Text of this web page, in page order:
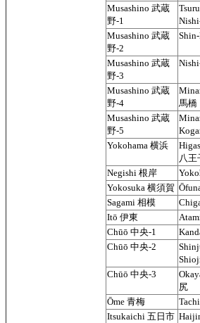
Musashino 武蔵
野-1
Musashino 武蔵
野-2
Musashino 武蔵
野-3
Musashino 武蔵
野-4
馬橋
Musashino 武蔵
野-5
Yokohama 横浜
八王
Negishi 根岸
Yokosuka 横須賀
Sagami 相模
Itō 伊東
Chūō 中央-1
Chūō 中央-2
Chūō 中央-3
尻
Ōme 青梅
Itsukaichi 五日市